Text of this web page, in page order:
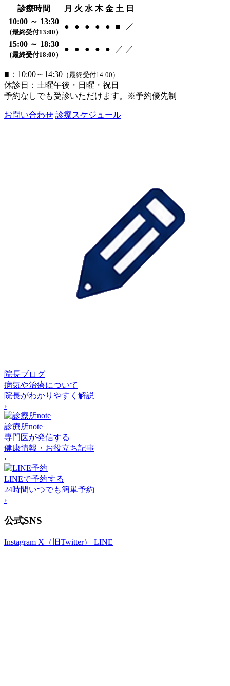
診療時間 月 火 水 木 金 土 日
10:00 ～ 13:30
（最終受付13:00）
● ● ● ● ● ■ ／
15:00 ～ 18:30
（最終受付18:00）
● ● ● ● ● ／ ／
■：10:00～14:30 （最終受付14:00）
休診日：土曜午後・日曜・祝日
予約なしでも受診いただけます。※予約優先制
お問い合わせ 診療スケジュール
院長ブログ
病気や治療について
院長がわかりやすく解説
›
診療所note
専門医が発信する
健康情報・お役立ち記事
›
LINEで予約する
24時間いつでも簡単予約
›
公式SNS
Instagram X（旧Twitter） LINE